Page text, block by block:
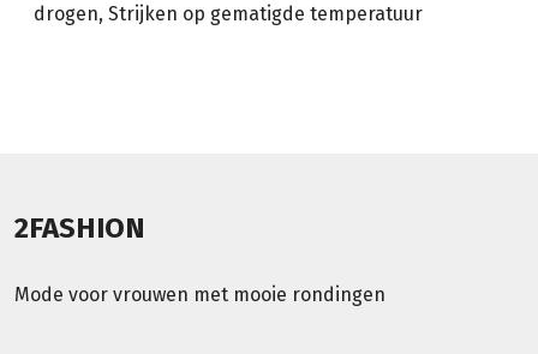
drogen, Strijken op gematigde temperatuur
2FASHION
Mode voor vrouwen met mooie rondingen